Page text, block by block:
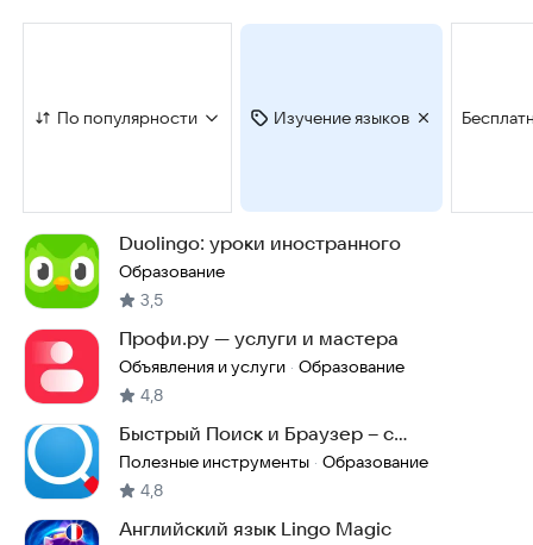
По популярности Изучение языков
Duolingo: уроки иностранного
Образование
3,5
Профи.ру — услуги и мастера
Объявления и услуги · Образование
4,8
Быстрый Поиск и Браузер – с
бесплатным ИИ
Полезные инструменты · Образование
4,8
Английский язык Lingo Magic